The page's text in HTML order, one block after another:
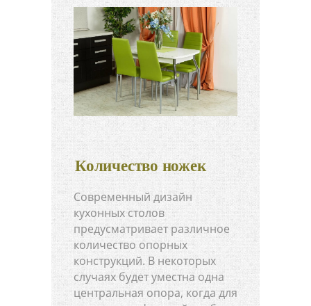
Количество ножек
Современный дизайн
кухонных столов
предусматривает различное
количество опорных
конструкций. В некоторых
случаях будет уместна одна
центральная опора, когда для